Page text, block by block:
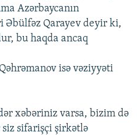
Azərbaycanın
Əbülfəz Qarayev deyir ki,
bu haqda ancaq
isə vəziyyəti
xəbəriniz varsa, bizim də
sifarişçi şirkətlə